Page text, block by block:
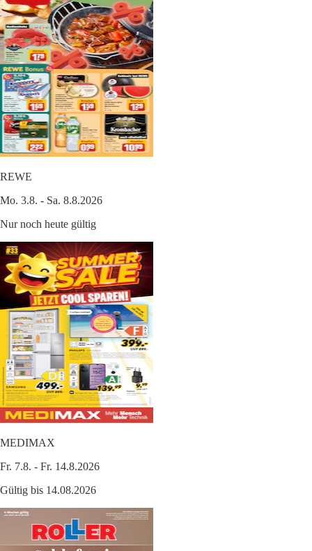
REWE
Mo. 3.8. - Sa. 8.8.2026
Nur noch heute gültig
MEDIMAX
Fr. 7.8. - Fr. 14.8.2026
Gültig bis 14.08.2026